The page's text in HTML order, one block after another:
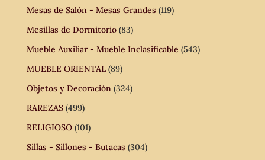
Mesas de Salón - Mesas Grandes (119)
Mesillas de Dormitorio (83)
Mueble Auxiliar - Mueble Inclasificable (543)
MUEBLE ORIENTAL (89)
Objetos y Decoración (324)
RAREZAS (499)
RELIGIOSO (101)
Sillas - Sillones - Butacas (304)